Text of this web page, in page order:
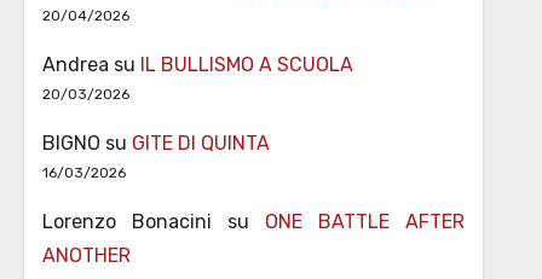
20/04/2026
Andrea su IL BULLISMO A SCUOLA
20/03/2026
BIGNO su GITE DI QUINTA
16/03/2026
Lorenzo Bonacini su ONE BATTLE AFTER
ANOTHER